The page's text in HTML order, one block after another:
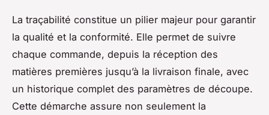
La traçabilité constitue un pilier majeur pour garantir
la qualité et la conformité. Elle permet de suivre
chaque commande, depuis la réception des
matières premières jusqu’à la livraison finale, avec
un historique complet des paramètres de découpe.
Cette démarche assure non seulement la